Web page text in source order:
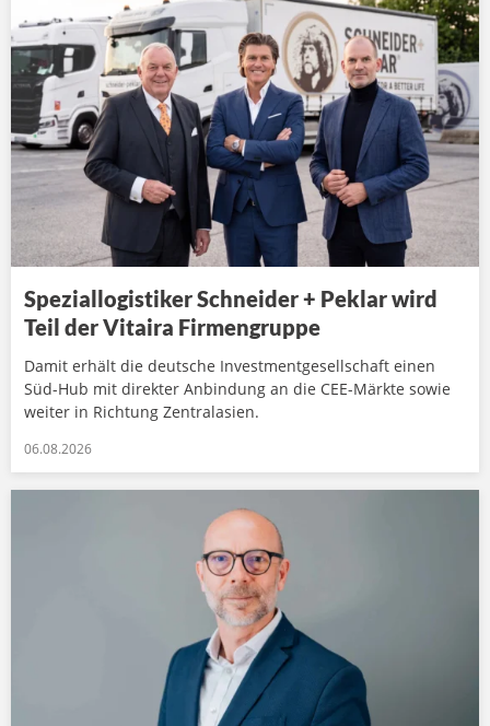
Speziallogistiker Schneider + Peklar wird
Teil der Vitaira Firmengruppe
Damit erhält die deutsche Investmentgesellschaft einen
Süd-Hub mit direkter Anbindung an die CEE-Märkte sowie
weiter in Richtung Zentralasien.
06.08.2026